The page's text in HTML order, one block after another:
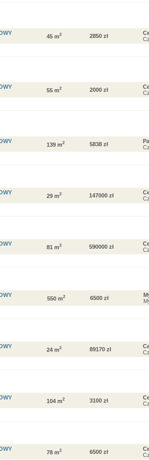
45 m2 2850 zł
55 m2 2000 zł
139 m2 5838 zł
29 m2 147000 zł
81 m2 590000 zł
550 m2 6500 zł
24 m2 89170 zł
104 m2 3100 zł
78 m2 6500 zł